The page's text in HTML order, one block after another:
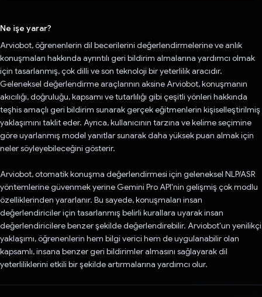
Ne işe yarar?
Arviobot, öğrenenlerin dil becerilerini değerlendirmelerine ve anlık
konuşmaları hakkında ayrıntılı geri bildirim almalarına yardımcı olmak
için tasarlanmış, çok dilli ve son teknoloji bir yeterlilik aracıdır.
Geleneksel değerlendirme araçlarının aksine Arviobot, konuşmanın
akıcılığı, doğruluğu, kapsamı ve tutarlılığı gibi çeşitli yönleri hakkında
teşhis amaçlı geri bildirim sunarak gerçek eğitmenlerin kişiselleştirilmiş
yaklaşımını taklit eder. Ayrıca, kullanıcının tarzına ve kelime seçimine
göre uyarlanmış model yanıtlar sunarak daha yüksek puan almak için
neler söyleyebileceğini gösterir.
Arviobot, otomatik konuşma değerlendirmesi için geleneksel NLP/ASR
yöntemlerine güvenmek yerine Gemini Pro API'nin gelişmiş çok modlu
özelliklerinden yararlanır. Bu sayede, konuşmaları insan
değerlendiriciler için tasarlanmış belirli kurallara uyarak insan
değerlendiricilere benzer şekilde değerlendirebilir. Arviobot'un yenilikçi
yaklaşımı, öğrenenlerin hem bilgi verici hem de uygulanabilir olan
kapsamlı, insana benzer geri bildirimler almasını sağlayarak dil
yeterliliklerini etkili bir şekilde artırmalarına yardımcı olur.